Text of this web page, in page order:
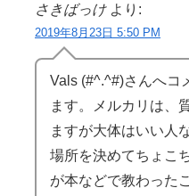
さきばっけ より:
2019年8月23日 5:50 PM
Vals (#^.^#)さんへコ
ます。メルカリは、
ますが大体はいい人
場所を決めてちょこ
が本などで教わった